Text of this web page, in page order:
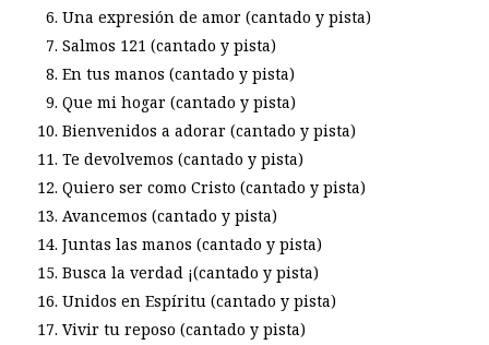
Una expresión de amor (cantado y pista)
Salmos 121 (cantado y pista)
En tus manos (cantado y pista)
Que mi hogar (cantado y pista)
Bienvenidos a adorar (cantado y pista)
Te devolvemos (cantado y pista)
Quiero ser como Cristo (cantado y pista)
Avancemos (cantado y pista)
Juntas las manos (cantado y pista)
Busca la verdad ¡(cantado y pista)
Unidos en Espíritu (cantado y pista)
Vivir tu reposo (cantado y pista)